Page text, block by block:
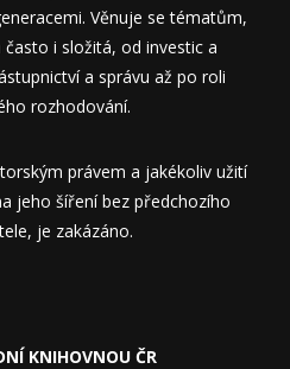
Věnuje se tématům,
i složitá, od investic a
a správu až po roli
rozhodování.
právem a jakékoliv užití
jeho šíření bez předchozího
je zakázáno.
KNIHOVNOU ČR